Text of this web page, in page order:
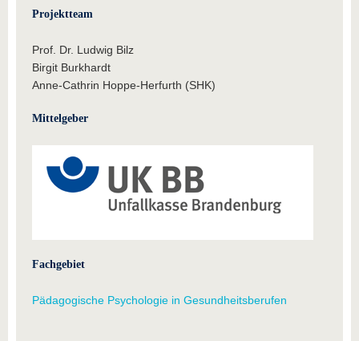
Projektteam
Prof. Dr. Ludwig Bilz
Birgit Burkhardt
Anne-Cathrin Hoppe-Herfurth (SHK)
Mittelgeber
Fachgebiet
Pädagogische Psychologie in Gesundheitsberufen